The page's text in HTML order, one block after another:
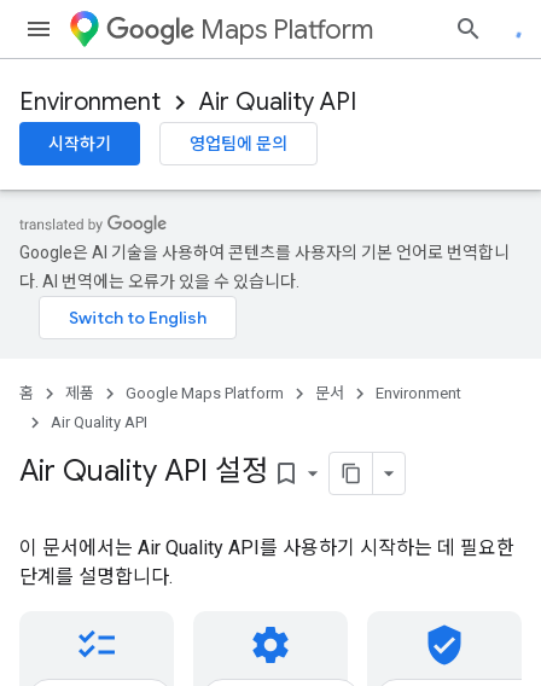
Maps Platform
Environment Air Quality API
시작하기 영업팀에 문의
Google은 AI 기술을 사용하여 콘텐츠를 사용자의 기본 언어로 번역합니
다. AI 번역에는 오류가 있을 수 있습니다.
홈 제품 Google Maps Platform 문서
Environment
Air Quality API
Air Quality API 설정 bookmark_border
이 문서에서는 Air Quality API를 사용하기 시작하는 데 필요한
단계를 설명합니다.
checklist settings verified_user